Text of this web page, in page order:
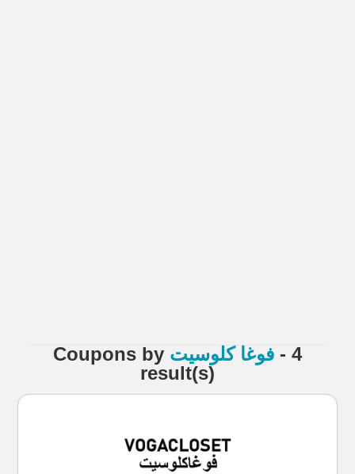
Coupons by فوغا كلوسيت - 4
result(s)